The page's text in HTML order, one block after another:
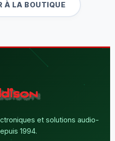
À LA BOUTIQUE
et solutions audio-
1994.